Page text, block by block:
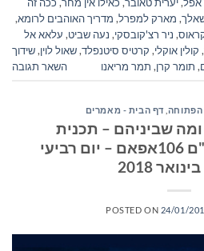
, מארק למפרל, מדריך האוהבים לרומא,
, ניר רצ'קובסקי, נעה שביט, עלאא אל
, קולין אוקלי, קרטיס סיטנפלד,שאול לוין,שידוך
, תומר קרן, תמר מריאנו השאר תגובה
הפתוחה דף הבית - מאמרים
שביניהם – תכנית
ראיונות ברדיו קס"ם 106אפאם – יום רביעי
POSTED ON 24/01/